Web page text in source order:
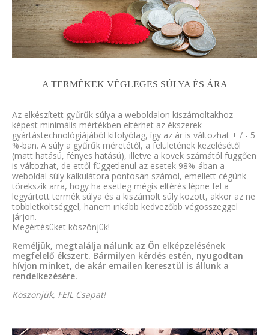
A TERMÉKEK VÉGLEGES SÚLYA ÉS ÁRA
Az elkészített gyűrűk súlya a weboldalon kiszámoltakhoz
képest minimális mértékben eltérhet az ékszerek
gyártástechnológiájából kifolyólag, így az ár is változhat + / - 5
%-ban. A súly a gyűrűk méretétől, a felületének kezelésétől
(matt hatású, fényes hatású), illetve a kövek számától függően
is változhat, de ettől függetlenül az esetek 98%-ában a
weboldal súly kalkulátora pontosan számol, emellett cégünk
törekszik arra, hogy ha esetleg mégis eltérés lépne fel a
legyártott termék súlya és a kiszámolt súly között, akkor az ne
többletköltséggel, hanem inkább kedvezőbb végösszeggel
járjon.
Megértésüket köszönjük!
Reméljük, megtalálja nálunk az Ön elképzelésének
megfelelő ékszert. Bármilyen kérdés estén, nyugodtan
hívjon minket, de akár emailen keresztül is állunk a
rendelkezésére.
Köszönjük, FEIL Csapat!